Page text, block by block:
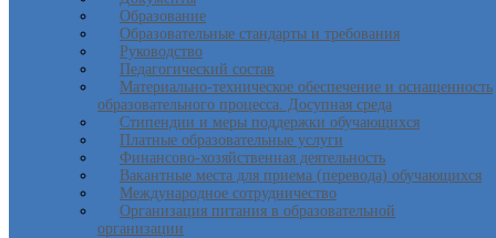
Образование
Образовательные стандарты и требования
Руководство
Педагогический состав
Материально-техническое обеспечение и оснащенность
образовательного процесса. Досупная среда
Стипендии и меры поддержки обучающихся
Платные образовательные услуги
Финансово-хозяйственная деятельность
Вакантные места для приема (перевода) обучающихся
Международное сотрудничество
Организация питания в образовательной
организации